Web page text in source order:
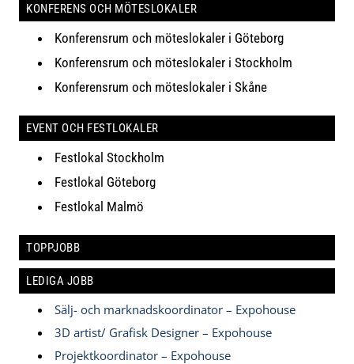
KONFERENS OCH MÖTESLOKALER
Konferensrum och möteslokaler i Göteborg
Konferensrum och möteslokaler i Stockholm
Konferensrum och möteslokaler i Skåne
EVENT OCH FESTLOKALER
Festlokal Stockholm
Festlokal Göteborg
Festlokal Malmö
TOPPJOBB
LEDIGA JOBB
Sälj- och marknadskoordinator – Expohouse
3D artist/ Grafisk Designer – Expohouse
Projektkoordinator – Expohouse